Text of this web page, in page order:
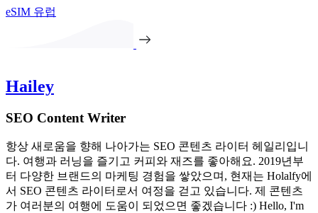
eSIM 유럽
Hailey
SEO Content Writer
항상 새로움을 향해 나아가는 SEO 콘텐츠 라이터 헤일리입니
다. 여행과 러닝을 즐기고 커피와 재즈를 좋아해요. 2019년부
터 다양한 브랜드의 마케팅 경험을 쌓았으며, 현재는 Holalfy에
서 SEO 콘텐츠 라이터로서 여정을 걷고 있습니다. 제 콘텐츠
가 여러분의 여행에 도움이 되었으면 좋겠습니다 :) Hello, I'm